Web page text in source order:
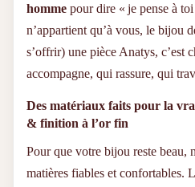
homme pour dire « je pense à
n’appartient qu’à vous, le bijou
s’offrir) une pièce Anatys, c’est
accompagne, qui rassure, qui
Des matériaux faits pour la
& finition à l’or fin
Pour que votre bijou reste beau,
matières fiables et confortables.